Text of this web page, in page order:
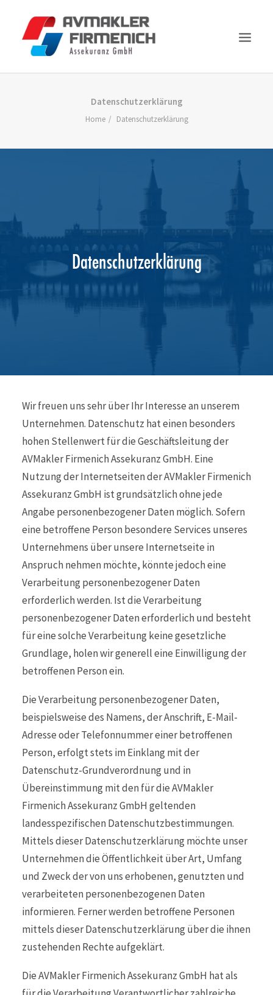
SEARCH
Datenschutzerklärung
Home Datenschutzerklärung
Datenschutzerklärung
Wir freuen uns sehr über Ihr Interesse an unserem
Unternehmen. Datenschutz hat einen besonders
hohen Stellenwert für die Geschäftsleitung der
AVMakler Firmenich Assekuranz GmbH. Eine
Nutzung der Internetseiten der AVMakler Firmenich
Assekuranz GmbH ist grundsätzlich ohne jede
Angabe personenbezogener Daten möglich. Sofern
eine betroffene Person besondere Services unseres
Unternehmens über unsere Internetseite in
Anspruch nehmen möchte, könnte jedoch eine
Verarbeitung personenbezogener Daten
erforderlich werden. Ist die Verarbeitung
personenbezogener Daten erforderlich und besteht
für eine solche Verarbeitung keine gesetzliche
Grundlage, holen wir generell eine Einwilligung der
betroffenen Person ein.
Die Verarbeitung personenbezogener Daten,
beispielsweise des Namens, der Anschrift, E-Mail-
Adresse oder Telefonnummer einer betroffenen
Person, erfolgt stets im Einklang mit der
Datenschutz-Grundverordnung und in
Übereinstimmung mit den für die AVMakler
Firmenich Assekuranz GmbH geltenden
landesspezifischen Datenschutzbestimmungen.
Mittels dieser Datenschutzerklärung möchte unser
Unternehmen die Öffentlichkeit über Art, Umfang
und Zweck der von uns erhobenen, genutzten und
verarbeiteten personenbezogenen Daten
informieren. Ferner werden betroffene Personen
mittels dieser Datenschutzerklärung über die ihnen
zustehenden Rechte aufgeklärt.
Die AVMakler Firmenich Assekuranz GmbH hat als